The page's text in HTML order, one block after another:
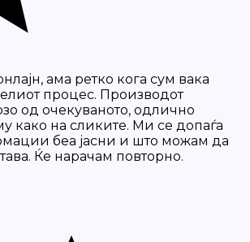
ама ретко кога сум вака
процес. Производот
од очекуваното, одлично
како на сликите. Ми се допаѓа
беа јасни и што можам да
Ќе нарачам повторно.